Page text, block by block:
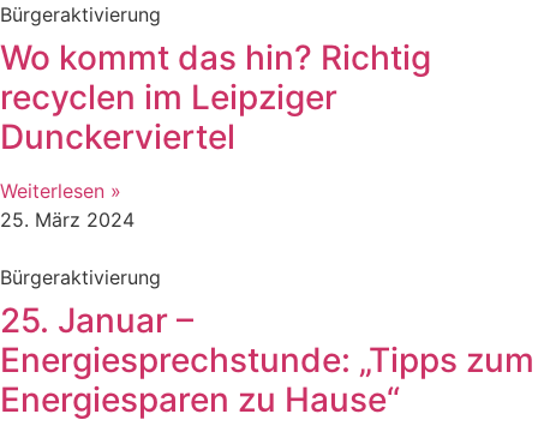
Bürgeraktivierung
Wo kommt das hin? Richtig
recyclen im Leipziger
Dunckerviertel
Weiterlesen »
25. März 2024
Bürgeraktivierung
25. Januar –
Energiesprechstunde: „Tipps zum
Energiesparen zu Hause“